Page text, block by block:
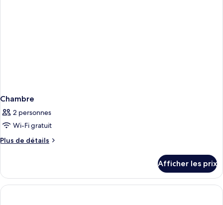
Chambre
2 personnes
Wi-Fi gratuit
Plus de détails
Plus
Chambre
Afficher les prix